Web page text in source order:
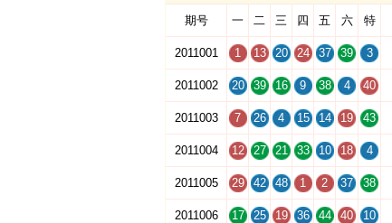
期号 一 二 三 四 五 六 特
2011001 1 13 20 24 37 39 3
2011002 20 39 16 9 38 4 40
2011003 7 26 4 15 14 19 43
2011004 12 27 21 33 10 18 4
2011005 29 42 48 1 2 37 38
2011006 17 25 19 36 44 40 10